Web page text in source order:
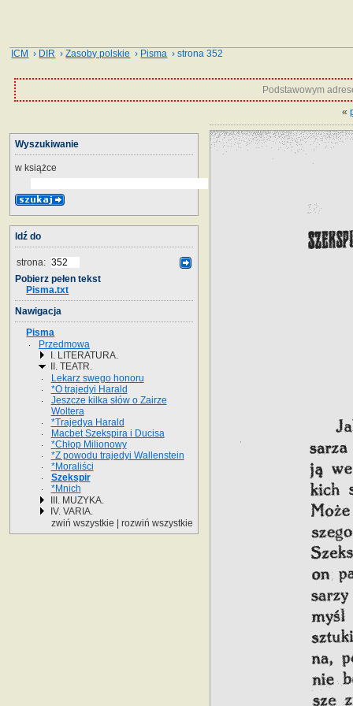
ICM › DIR ›Zasoby polskie › Pisma › strona 352
Podstawowym
«
Wyszukiwanie
w książce
Idź do
strona:
Pobierz pełen tekst
Pisma.txt
Nawigacja
Pisma
Przedmowa
I. LITERATURA.
II. TEATR.
Lekarz swego honoru
*O trajedyi Harald
Jeszcze kilka słów o Zairze
Woltera
*Trajedya Harald
Macbet Szekspira i Ducisa
*Chłop Milionowy
*Z powodu trajedyi Wallenstein
*Moraliści
Szekspir
*Mnich
III. MUZYKA.
IV. VARIA.
zwiń wszystkie
rozwiń wszystkie